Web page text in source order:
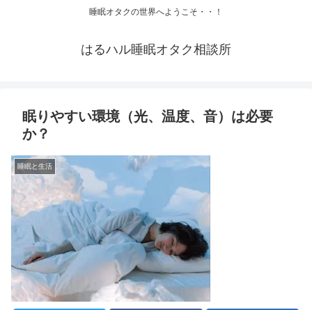
睡眠オタクの世界へようこそ・・！
はるハル睡眠オタク相談所
眠りやすい環境（光、温度、音）は必要
か？
睡眠と生活